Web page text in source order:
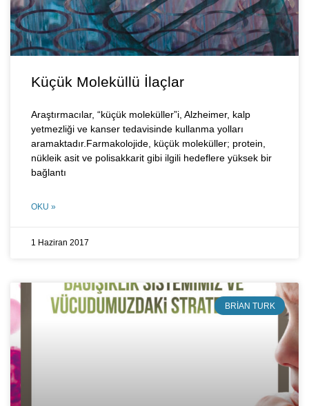
Küçük Moleküllü İlaçlar
Araştırmacılar, “küçük moleküller”i, Alzheimer, kalp
yetmezliği ve kanser tedavisinde kullanma yolları
aramaktadır.Farmakolojide, küçük moleküller; protein,
nükleik asit ve polisakkarit gibi ilgili hedeflere yüksek bir
bağlantı
OKU »
1 Haziran 2017
BRIAN TURK